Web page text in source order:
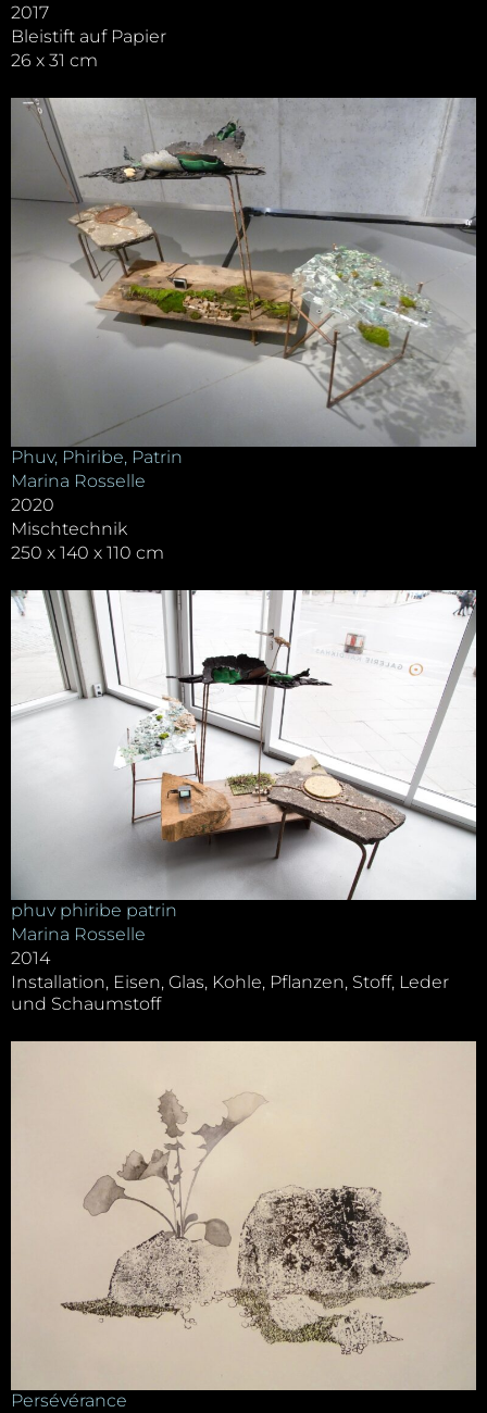
2017
Bleistift auf Papier
26 x 31 cm
Phuv, Phiribe, Patrin
Marina Rosselle
2020
Mischtechnik
250 x 140 x 110 cm
phuv phiribe patrin
Marina Rosselle
2014
Installation, Eisen, Glas, Kohle, Pflanzen, Stoff, Leder
und Schaumstoff
Persévérance